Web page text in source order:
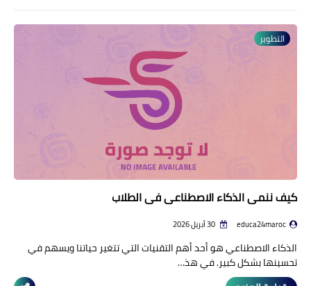
التطوير
كيف ننمي الذكاء الاصطناعي في الطلاب
educa24maroc
الذكاء الاصطناعي هو أحد أهم التقنيات التي تتغير حياتنا ويسهم في
تحسينها بشكل كبير. في هذ…